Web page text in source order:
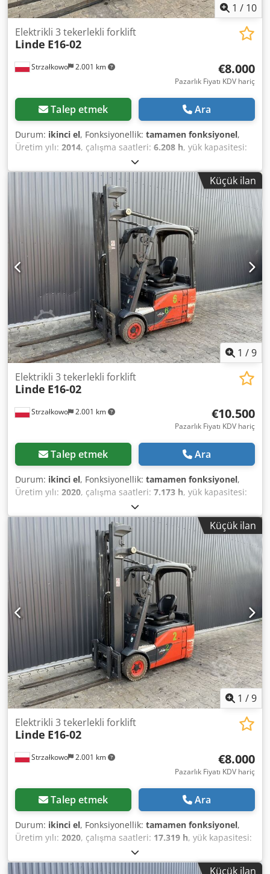
1 / 10
Strzałkowo 2.001 km
Elektrikli 3 tekerlekli forklift
Linde E16-02
€8.000
Pazarlık Fiyatı KDV hariç
Talep etmek Ara
Durum: ikinci el, Fonksiyonellik: tamamen fonksiyonel,
Üretim yılı: 2014, çalışma saatleri: 6.208 h, yük kapasitesi:
, kaldırma yüksekliği:4.625 mm
1.519 mm, yakıt türü:elektrikli, direk tipi:triplex, inşaat
, çekiş tipi: Elektro, Elektrikli 3
Tekerlekli İstifleyici ISO Sınıfı: ISO Sınıfı 2 = 1.000 - 2.500 kg
Direk Tipi: Üçlü Durum: Kullanıma hazır ve tamamen
işlevsel Teknik Durum: İyi Batarya Voltajı: 48V Batarya
Üretim Yılı: 2016 Cjdozri R Tspfx Abpsrf Yan kaydırıcı, 3.
Hidrolik valf, 4. Hidrolik valf.
Küçük ilan
1 /9
Strzałkowo 2.001 km
Elektrikli 3 tekerlekli forklift
Linde E16-02
€10.500
Pazarlık Fiyatı KDV hariç
Talep etmek Ara
Durum: ikinci el, Fonksiyonellik: tamamen fonksiyonel,
Üretim yılı: 2020, çalışma saatleri: 7.173 h, yük kapasitesi:
, kaldırma yüksekliği:5.475 mm
1.869 mm, yakıt türü:elektrikli, direk tipi:triplex, inşaat
yüksekliği:
2.471 mm, çekiş tipi: Elektro , Elektrikli 3 tekerli
forklift ISO Sınıfı: ISO sınıf 2 = 1.000 - 2.500 kg Direk tipi:
Triplex Crsdpfx Abszri Ilspjf Durum: Kullanıma hazır ve
tam fonksiyonel Teknik durum: İyi Akü voltajı: 48V Yan
kaydırıcı, 3. valf,
Küçük ilan
1 /9
Strzałkowo 2.001 km
Elektrikli 3 tekerlekli forklift
Linde E16-02
€8.000
Pazarlık Fiyatı KDV hariç
Talep etmek Ara
Durum: ikinci el, Fonksiyonellik: tamamen fonksiyonel,
Üretim yılı: 2020, çalışma saatleri: 17.319 h, yük kapasitesi:
, kaldırma yüksekliği:5.475 mm
1.869 mm, yakıt türü:elektrikli, direk tipi:triplex, inşaat
Küçük ilan